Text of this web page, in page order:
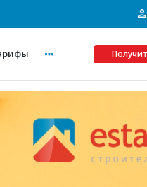
Платные
Рекламодателям